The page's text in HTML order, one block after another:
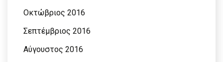
Οκτώβριος 2016
Σεπτέμβριος 2016
Αύγουστος 2016